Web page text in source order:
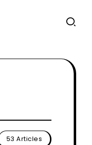
53 Articles